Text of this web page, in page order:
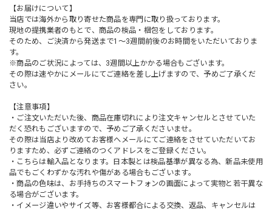
【お届けについて】
当店では海外から取り寄せた商品を専門に取り扱っております。
現地の提携業者のもとで、商品の検品・梱包をしております。
そのため、ご決済から発送まで1～3週間前後のお時間をいただいておりま
す。
※商品のご状況によっては、3週間以上かかる場合もございます。
その際は速やかにメールにてご連絡を差し上げますので、予めご了承くだ
さい。
【注意事項】
・ご注文いただいた後、商品在庫切れにより注文キャンセルとさせていた
だく恐れもございますので、予めご了承くださいませ。
その際は当店より改めてお客様へメールにてご連絡をさせていただいてお
りますため、必ずご連絡のつくアドレスをご登録ください。
・こちらは輸入品となります。日本製とは検品基準が異なる為、新品未使用
品でもごくわずかな汚れや傷がある場合もございます。
・商品の色味は、お手持ちのスマートフォンの画面によって実物と若干異な
る場合がございます。
・イメージ違いやサイズ等、お客様都合による交換、返品、キャンセルは